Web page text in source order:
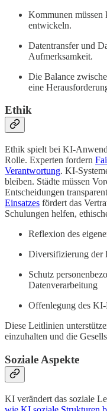
Kommunen
entwickeln.
Datentransfer und
Aufmerksamkeit.
Die Balance
eine
Ethik
Ethik spielt bei KI-
Rolle. Experten fordern
Verantwortung. KI-
bleiben. Städte müssen
Entscheidungen
Einsatzes fördert das
Schulungen helfen,
Reflexion des
Diversifizierung der
Schutz
Datenverarbeitung
Offenlegung des KI-
Diese Leitlinien
einzuhalten und die
Soziale Aspekte
KI verändert das soziale